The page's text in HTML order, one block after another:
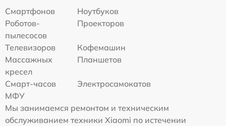
Смартфонов
Ноутбуков
Роботов-
пылесосов
Проекторов
Телевизоров
Кофемашин
Массажных
кресел
Планшетов
Смарт-часов
Электросамокатов
МФУ
Мы занимаемся ремонтом и техническим
обслуживанием техники Xiaomi по истечении